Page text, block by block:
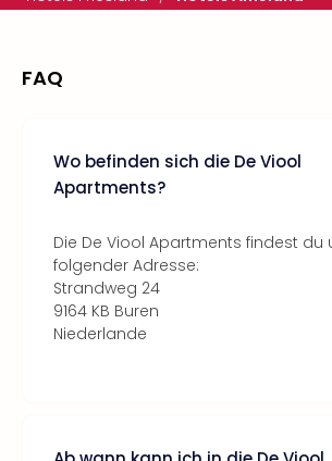
FAQ
Wo befinden sich die De Viool
Apartments?
Die De Viool Apartments findest du
folgender Adresse:
Strandweg 24
9164 KB Buren
Niederlande